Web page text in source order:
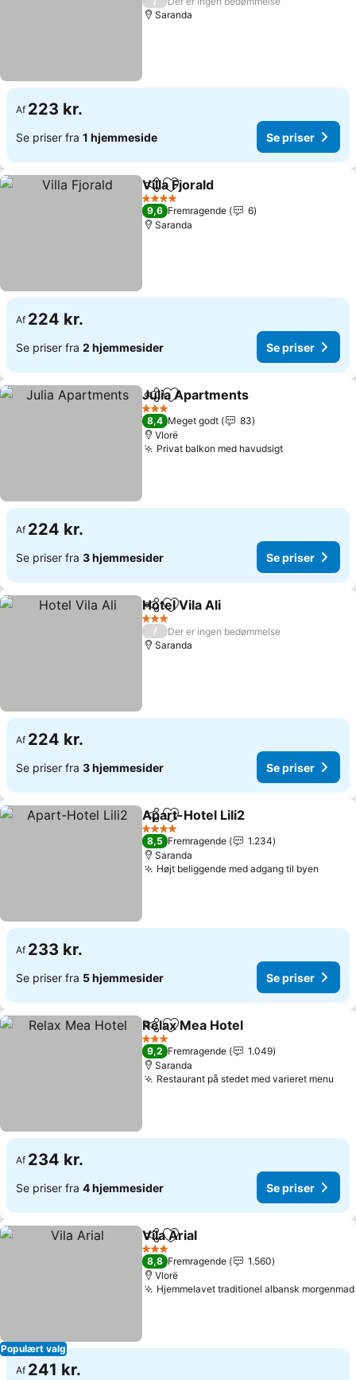
Saranda
Af 223 kr.
Se priser fra 1 hjemmeside Se priser
Del Føj til favoritter
Villa Fjorald
4 Stjerner
9,6 Fremragende
6
Saranda
Af 224 kr.
Se priser fra 2 hjemmesider Se priser
Del Føj til favoritter
Julia Apartments
3 Stjerner
8,4 Meget godt
83
Vlorë
Privat balkon med havudsigt
Af 224 kr.
Se priser fra 3 hjemmesider Se priser
Del Føj til favoritter
Hotel Vila Ali
3 Stjerner
/
Der er ingen bedømmelse
Saranda
Af 224 kr.
Se priser fra 3 hjemmesider Se priser
Del Føj til favoritter
Apart-Hotel Lili2
4 Stjerner
8,5 Fremragende
1.234
Saranda
Højt beliggende med adgang til byen
Af 233 kr.
Se priser fra 5 hjemmesider Se priser
Del Føj til favoritter
Relax Mea Hotel
3 Stjerner
9,2 Fremragende
1.049
Saranda
Restaurant på stedet med varieret menu
Af 234 kr.
Se priser fra 4 hjemmesider Se priser
Populært valg
Del Føj til favoritter
Vila Arial
3 Stjerner
8,8 Fremragende
1.560
Vlorë
Hjemmelavet traditionel albansk morgenmad
Af 241 kr.